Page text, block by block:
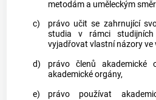
metodám a uměleckým
c)
právo učit se zahrnující
studia v rámci
vyjadřovat vlastní názory ve
d)
právo členů akademické
akademické orgány,
e)
právo používat